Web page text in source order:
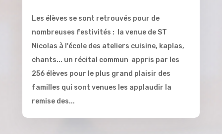
Les élèves se sont retrouvés pour de
nombreuses festivités : la venue de ST
Nicolas à l'école des ateliers cuisine, kaplas,
chants... un récital commun appris par les
256 élèves pour le plus grand plaisir des
familles qui sont venues les applaudir la
remise des...